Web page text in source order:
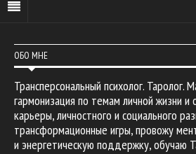
ОБО МНЕ
Трансперсональный психолог. Таролог.
гармонизация по темам личной жизни
карьеры, личностного и социального
трансформационные игры, провожу
и энергетическую поддержку, обучаю